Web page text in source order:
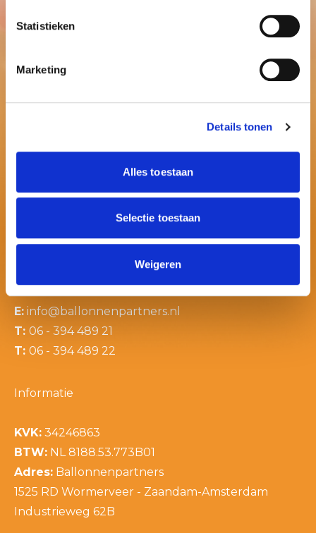
Statistieken
Marketing
Details tonen
Alles toestaan
Selectie toestaan
Weigeren
E: info@ballonnenpartners.nl
T: 06 - 394 489 21
T: 06 - 394 489 22
Informatie
KVK: 34246863
BTW: NL 8188.53.773B01
Adres: Ballonnenpartners
1525 RD Wormerveer - Zaandam-Amsterdam
Industrieweg 62B